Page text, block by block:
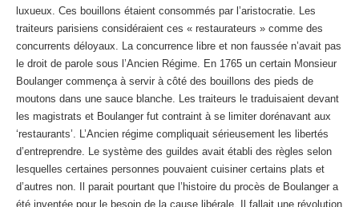
luxueux. Ces bouillons étaient consommés par l’aristocratie. Les
traiteurs parisiens considéraient ces « restaurateurs » comme des
concurrents déloyaux. La concurrence libre et non faussée n’avait pas
le droit de parole sous l’Ancien Régime. En 1765 un certain Monsieur
Boulanger commença à servir à côté des bouillons des pieds de
moutons dans une sauce blanche. Les traiteurs le traduisaient devant
les magistrats et Boulanger fut contraint à se limiter dorénavant aux
‘restaurants’. L’Ancien régime compliquait sérieusement les libertés
d’entreprendre. Le système des guildes avait établi des règles selon
lesquelles certaines personnes pouvaient cuisiner certains plats et
d’autres non. Il parait pourtant que l’histoire du procès de Boulanger a
été inventée pour le besoin de la cause libérale. Il fallait une révolution